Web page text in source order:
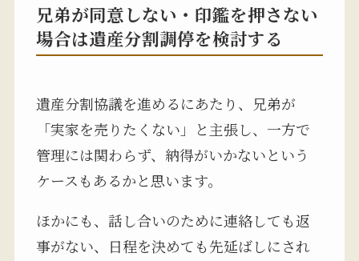
兄弟が同意しない・印鑑を押さない
場合は遺産分割調停を検討する
遺産分割協議を進めるにあたり、兄弟が
「実家を売りたくない」と主張し、一方で
管理には関わらず、納得がいかないという
ケースもあるかと思います。
ほかにも、話し合いのために連絡しても返
事がない、日程を決めても先延ばしにされ